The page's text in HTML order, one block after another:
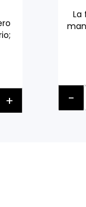
y
+
La
-